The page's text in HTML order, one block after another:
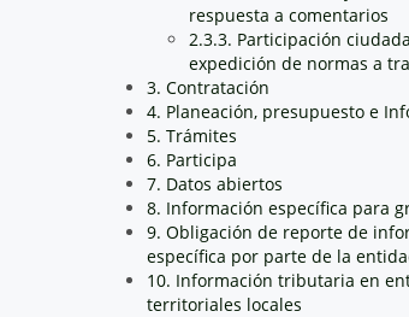
respuesta a comentarios
2.3.3. Participación
expedición de normas a
3. Contratación
4. Planeación, presupuesto e
5. Trámites
6. Participa
7. Datos abiertos
8. Información específica para
9. Obligación de reporte de
específica por parte de la
10. Información tributaria en
territoriales locales